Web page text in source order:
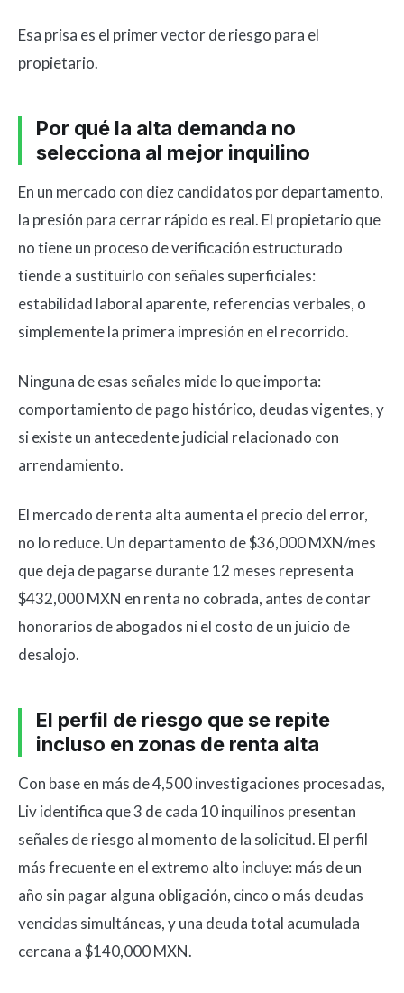
Esa prisa es el primer vector de riesgo para el
propietario.
Por qué la alta demanda no
selecciona al mejor inquilino
En un mercado con diez candidatos por departamento,
la presión para cerrar rápido es real. El propietario que
no tiene un proceso de verificación estructurado
tiende a sustituirlo con señales superficiales:
estabilidad laboral aparente, referencias verbales, o
simplemente la primera impresión en el recorrido.
Ninguna de esas señales mide lo que importa:
comportamiento de pago histórico, deudas vigentes, y
si existe un antecedente judicial relacionado con
arrendamiento.
El mercado de renta alta aumenta el precio del error,
no lo reduce. Un departamento de $36,000 MXN/mes
que deja de pagarse durante 12 meses representa
$432,000 MXN en renta no cobrada, antes de contar
honorarios de abogados ni el costo de un juicio de
desalojo.
El perfil de riesgo que se repite
incluso en zonas de renta alta
Con base en más de 4,500 investigaciones procesadas,
Liv identifica que 3 de cada 10 inquilinos presentan
señales de riesgo al momento de la solicitud. El perfil
más frecuente en el extremo alto incluye: más de un
año sin pagar alguna obligación, cinco o más deudas
vencidas simultáneas, y una deuda total acumulada
cercana a $140,000 MXN.